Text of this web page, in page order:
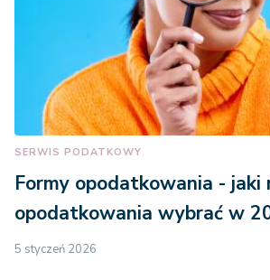
SERWIS PODATKOWY
Formy opodatkowania - jaki
opodatkowania wybrać w
5 styczeń 2026